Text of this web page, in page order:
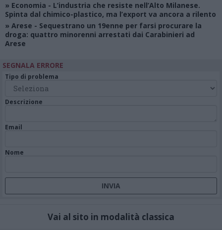
» Economia - L’industria che resiste nell’Alto Milanese.
Spinta dal chimico-plastico, ma l’export va ancora a rilento
» Arese - Sequestrano un 19enne per farsi procurare la
droga: quattro minorenni arrestati dai Carabinieri ad
Arese
SEGNALA ERRORE
Tipo di problema
Descrizione
Email
Nome
Vai al sito in modalità classica